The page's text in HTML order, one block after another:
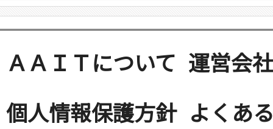
ＡＡＩＴについて 運営会社
個人情報保護方針 よくあ